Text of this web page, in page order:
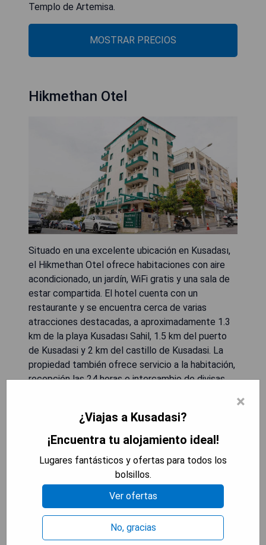
Templo de Artemisa.
MOSTRAR PRECIOS
Hikmethan Otel
Situado en una excelente ubicación en Kusadası,
el Hikmethan Otel ofrece habitaciones con aire
acondicionado, un jardín, WiFi gratis y una sala de
estar compartida. El hotel cuenta con un
restaurante y se encuentra cerca de varias
atracciones destacadas, a aproximadamente 1.3
km de la playa Kusadası Sahil, 1.5 km del puerto
de Kusadasi y 2 km del castillo de Kusadasi. La
propiedad también ofrece servicio a la habitación,
recepción las 24 horas e intercambio de divisas
- Excelente ubicación cerca de atracciones
turísticas.
- WiFi gratuito disponible en todo el hotel.
- Restaurante en las instalaciones.
- Servicio al cliente atento las 24 horas.
MOSTRAR PRECIOS
×
¿Viajas a Kusadasi?
¡Encuentra tu alojamiento ideal!
Lugares fantásticos y ofertas para todos los
bolsillos.
Ver ofertas
No, gracias